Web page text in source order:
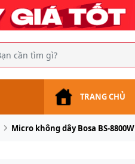
TRANG CHỦ
Micro không dây Bosa BS-8800W